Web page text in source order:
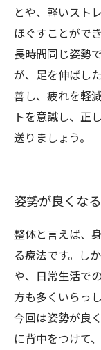
とや、軽いスト
ほぐすことがで
長時間同じ姿勢
が、足を伸ばし
善し、疲れを軽
トを意識し、正
送りましょう。
姿勢が良くな
整体と言えば、
る療法です。し
や、日常生活で
方も多くいらっ
今回は姿勢が良
に背中をつけ